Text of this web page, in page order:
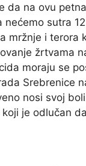
da na ovu
nećemo sutra
mržnje i terora
žrtvama
moraju se
Srebrenice
nosi svoj
je odlučan